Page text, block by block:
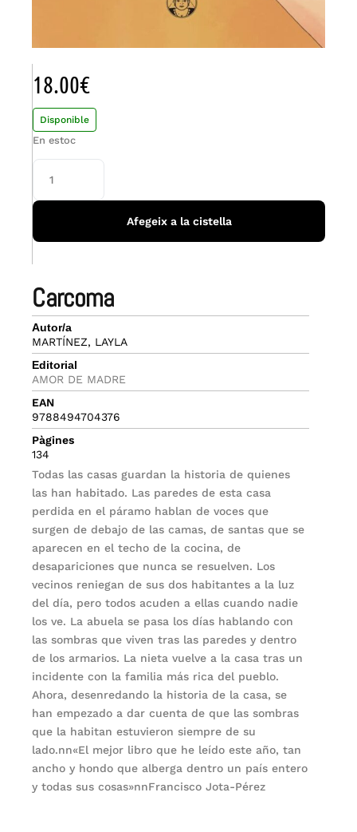
carcoma
Autor/a
MARTÍNEZ, LAYLA
Editorial
AMOR DE MADRE
EAN
9788494704376
Pàgines
134
Todas las casas guardan la historia de quienes
las han habitado. Las paredes de esta casa
perdida en el páramo hablan de voces que
surgen de debajo de las camas, de santas que se
aparecen en el techo de la cocina, de
desapariciones que nunca se resuelven. Los
vecinos reniegan de sus dos habitantes a la luz
del día, pero todos acuden a ellas cuando nadie
los ve. La abuela se pasa los días hablando con
las sombras que viven tras las paredes y dentro
de los armarios. La nieta vuelve a la casa tras un
incidente con la familia más rica del pueblo.
Ahora, desenredando la historia de la casa, se
han empezado a dar cuenta de que las sombras
que la habitan estuvieron siempre de su
lado.nn«El mejor libro que he leído este año, tan
ancho y hondo que alberga dentro un país entero
y todas sus cosas»nnFrancisco Jota-Pérez
18.00€
Disponible
En estoc
Afegeix a la cistella